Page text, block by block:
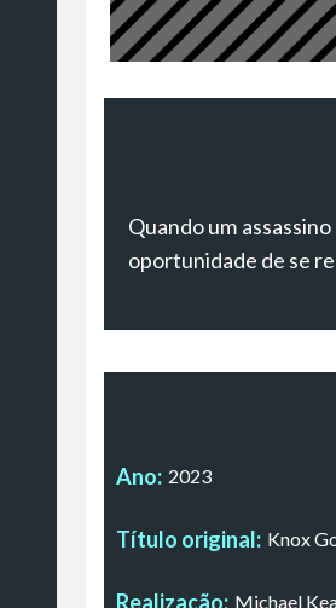
Quando um
oportunidade de se
Ano: 2023
Título original: Knox
Realização: Michael